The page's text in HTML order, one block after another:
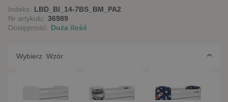
Indeks: LBD_BI_14-7BS_BM_PA2
Nr artykułu: 36989
Dostępność: Duża ilość
Wybierz Wzór